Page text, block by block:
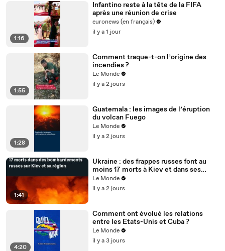
1:16
Infantino reste à la tête de la FIFA
après une réunion de crise
euronews (en français)
il y a 1 jour
1:55
Comment traque-t-on l’origine des
incendies ?
Le Monde
il y a 2 jours
1:28
Guatemala : les images de l’éruption
du volcan Fuego
Le Monde
il y a 2 jours
1:41
Ukraine : des frappes russes font au
moins 17 morts à Kiev et dans ses
environs, des entrepôts touchés
Le Monde
il y a 2 jours
4:20
Comment ont évolué les relations
entre les Etats-Unis et Cuba ?
Le Monde
il y a 3 jours